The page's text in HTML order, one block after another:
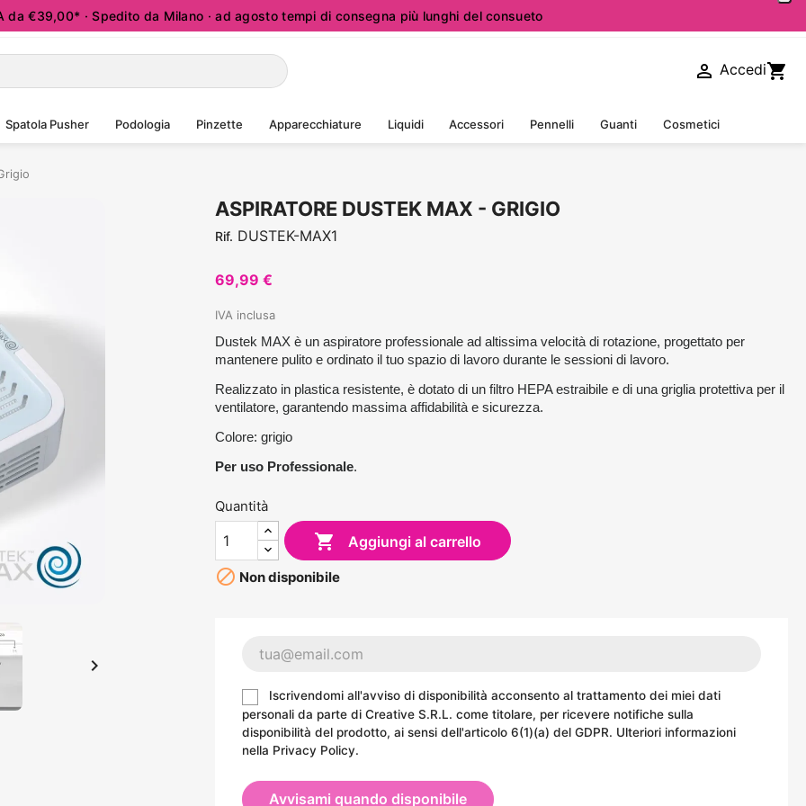
da €39,00* · Spedito da Milano · ad agosto tempi di consegna più lunghi del consueto
 Accedishopping_cart
Spatola Pusher Podologia Pinzette Apparecchiature Liquidi Accessori Pennelli Guanti Cosmetici

ASPIRATORE DUSTEK MAX - GRIGIO
Rif. DUSTEK-MAX1
69,99 €
IVA inclusa
Dustek MAX è un aspiratore professionale ad altissima velocità di rotazione, progettato per
mantenere pulito e ordinato il tuo spazio di lavoro durante le sessioni di lavoro.
Realizzato in plastica resistente, è dotato di un filtro HEPA estraibile e di una griglia protettiva per il
ventilatore, garantendo massima affidabilità e sicurezza.
Colore: grigio
Per uso Professionale.
Quantità
 Aggiungi al carrello
 Non disponibile
Iscrivendomi all'avviso di disponibilità acconsento al trattamento dei miei dati
personali da parte di Creative S.R.L. come titolare, per ricevere notifiche sulla
disponibilità del prodotto, ai sensi dell'articolo 6(1)(a) del GDPR. Ulteriori informazioni
nella Privacy Policy.
Avvisami quando disponibile